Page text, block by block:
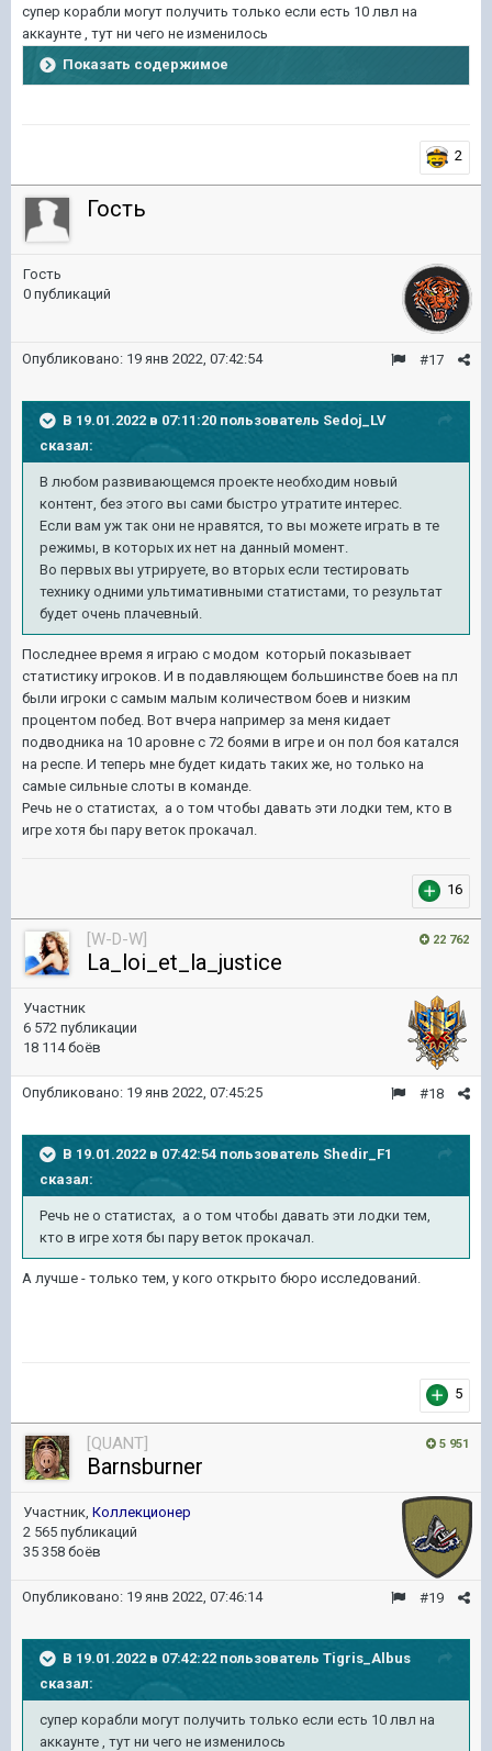
супер корабли могут получить только если есть 10 лвл на
аккаунте , тут ни чего не изменилось
Показать содержимое
2
Гость
Гость
0 публикаций
#17
Опубликовано: 19 янв 2022, 07:42:54
В 19.01.2022 в 07:11:20 пользователь Sedoj_LV
сказал:
В любом развивающемся проекте необходим новый
контент, без этого вы сами быстро утратите интерес.
Если вам уж так они не нравятся, то вы можете играть в те
режимы, в которых их нет на данный момент.
Во первых вы утрируете, во вторых если тестировать
технику одними ультимативными статистами, то результат
будет очень плачевный.
Последнее время я играю с модом который показывает
статистику игроков. И в подавляющем большинстве боев на пл
были игроки с самым малым количеством боев и низким
процентом побед. Вот вчера например за меня кидает
подводника на 10 аровне с 72 боями в игре и он пол боя катался
на респе. И теперь мне будет кидать таких же, но только на
самые сильные слоты в команде.
Речь не о статистах, а о том чтобы давать эти лодки тем, кто в
игре хотя бы пару веток прокачал.
16
22 762
[W-D-W]
La_loi_et_la_justice
Участник
6 572 публикации
18 114 боёв
#18
Опубликовано: 19 янв 2022, 07:45:25
В 19.01.2022 в 07:42:54 пользователь Shedir_F1
сказал:
Речь не о статистах, а о том чтобы давать эти лодки тем,
кто в игре хотя бы пару веток прокачал.
А лучше - только тем, у кого открыто бюро исследований.
5
5 951
[QUANT]
Barnsburner
Участник, Коллекционер
2 565 публикаций
35 358 боёв
#19
Опубликовано: 19 янв 2022, 07:46:14
В 19.01.2022 в 07:42:22 пользователь Tigris_Albus
сказал:
супер корабли могут получить только если есть 10 лвл на
аккаунте , тут ни чего не изменилось